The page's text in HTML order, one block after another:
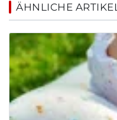
ÄHNLICHE ARTIKEL